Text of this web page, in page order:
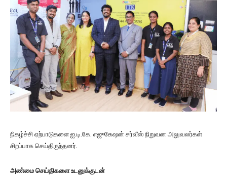
நிகழ்ச்சி ஏற்பாடுகளை ஐ.டி.கே. எஜுகேஷன் சர்வீஸ் நிறுவன அலுவலர்கள்
சிறப்பாக செய்திருந்தனர்.
அண்மை செய்திகளை உடனுக்குடன்